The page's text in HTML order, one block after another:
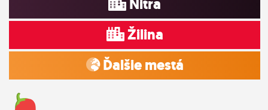
Nitra
Žilina
Ďalšie mestá